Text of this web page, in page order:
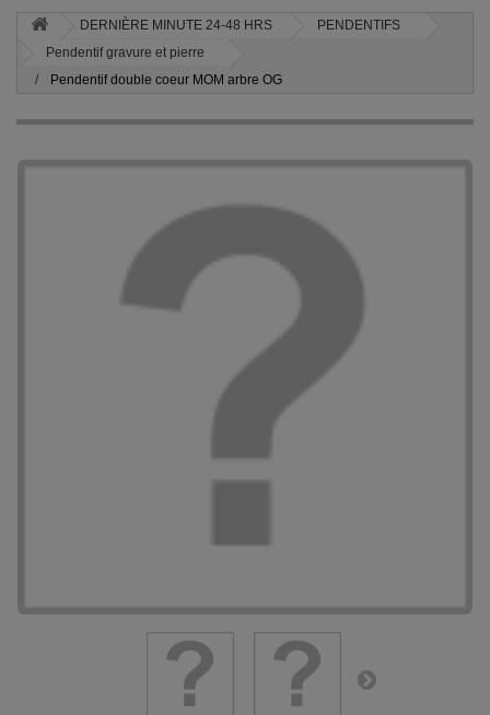
DERNIÈRE MINUTE 24-48 HRS
PENDENTIFS
Pendentif gravure et pierre
Pendentif double coeur MOM arbre OG